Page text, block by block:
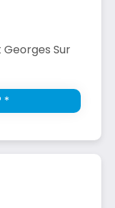
Georges Sur
*